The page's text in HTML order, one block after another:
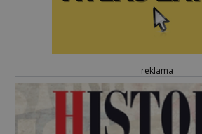
reklama